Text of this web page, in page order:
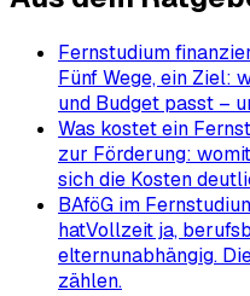
Fernstudium
Fünf Wege, ein Ziel:
und Budget passt –
Was kostet ein
zur Förderung:
sich die Kosten
BAföG im
hatVollzeit ja,
elternunabhängig.
zählen.